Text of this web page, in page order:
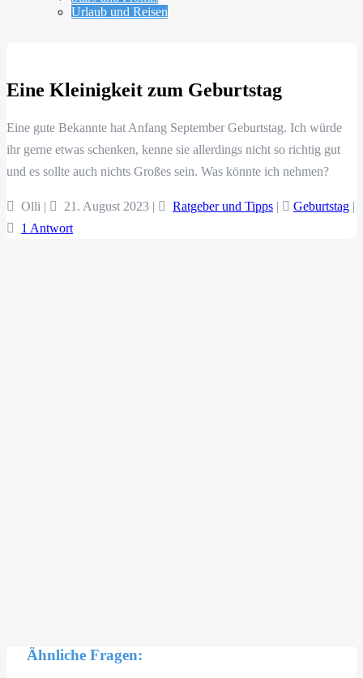
Urlaub und Reisen
Eine Kleinigkeit zum Geburtstag
Eine gute Bekannte hat Anfang September Geburtstag. Ich würde
ihr gerne etwas schenken, kenne sie allerdings nicht so richtig gut
und es sollte auch nichts Großes sein. Was könnte ich nehmen?
Olli | 21. August 2023 | Ratgeber und Tipps | Geburtstag |
1 Antwort
Ähnliche Fragen: